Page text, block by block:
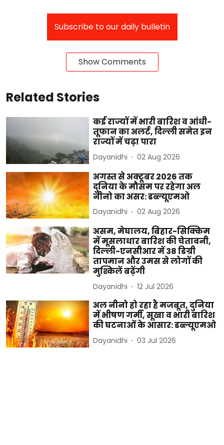
Subscribe to our daily bulletin
Show Comments
Related Stories
कई राज्यों में भारी बारिश व आंधी-
तूफान का अलर्ट, दिल्ली समेत इन
राज्यों में चढ़ा पारा
Dayanidhi 02 Aug 2026
अगस्त से अक्टूबर 2026 तक
दुनिया के मौसम पर रहेगा अल
नीनो का असर: डब्ल्यूएमओ
Dayanidhi 02 Aug 2026
असम, मेघालय, बिहार-सिक्किम
में मूसलाधार बारिश की चेतावनी,
दिल्ली-एनसीआर में 38 डिग्री
तापमान और उमस से लोगों की
मुश्किलें बढ़ेंगी
Dayanidhi 12 Jul 2026
अल नीनो हो रहा है मजबूत, दुनिया
में भीषण गर्मी, सूखा व भारी बारिश
की घटनाओं के आसार: डब्ल्यूएमओ
Dayanidhi 03 Jul 2026